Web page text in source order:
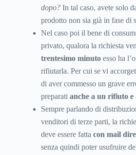
dopo? In tal caso, avete solo
prodotto non sia già in fase di
Nel caso poi il bene di
privato, qualora la richiesta
trentesimo minuto esso ha
rifiutarla. Per cui se vi
di aver commesso un grave
preparati anche a un rifiuto e
Sempre parlando di
venditori di terze parti, la
deve essere fatta con mail
senza quindi poter usufruire